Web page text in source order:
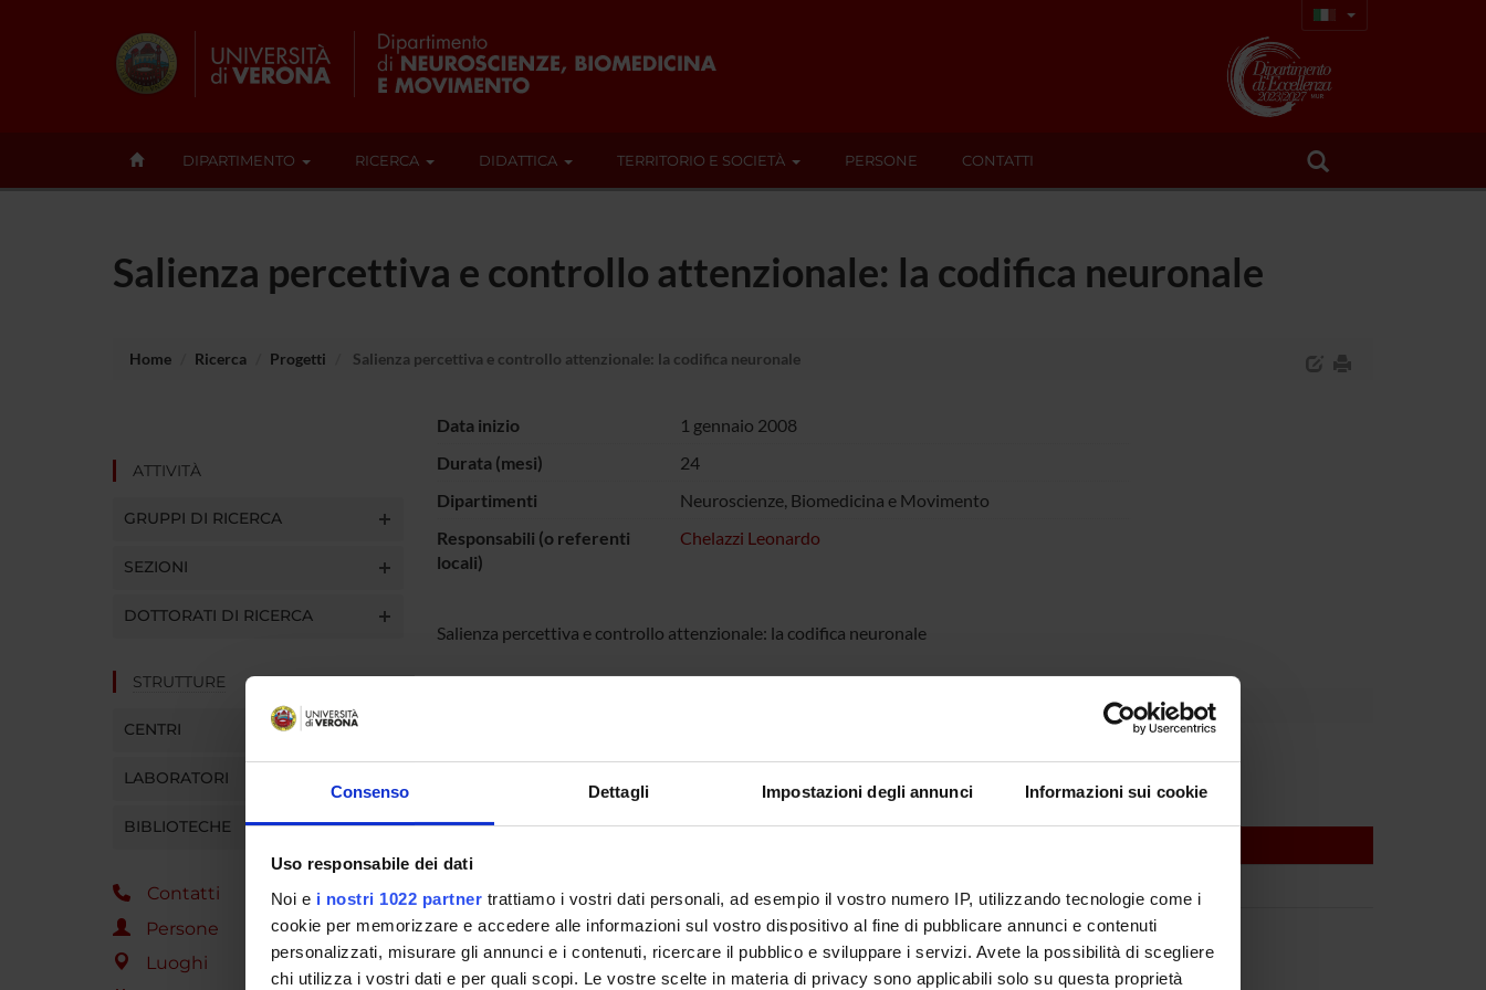
Consenso Dettagli Impostazioni degli annunci Informazioni sui cookie
Uso responsabile dei dati
Noi e i nostri 1022 partner trattiamo i vostri dati personali, ad esempio il vostro numero IP, utilizzando tecnologie come i
cookie per memorizzare e accedere alle informazioni sul vostro dispositivo al fine di pubblicare annunci e contenuti
personalizzati, misurare gli annunci e i contenuti, ricercare il pubblico e sviluppare i servizi. Avete la possibilità di scegliere
chi utilizza i vostri dati e per quali scopi. Le vostre scelte in materia di privacy sono applicabili solo su questa proprietà
DIPARTIMENTO RICERCA DIDATTICA TERRITORIO E SOCIETÀ PERSONE CONTATTI
Salienza percettiva e controllo attenzionale: la codifica neuronale
Home Ricerca Progetti Salienza percettiva e controllo attenzionale: la codifica neuronale
ATTIVITÀ
GRUPPI DI RICERCA
SEZIONI
DOTTORATI DI RICERCA
STRUTTURE
CENTRI
LABORATORI
BIBLIOTECHE
Contatti
Persone
Luoghi
Data inizio
1 gennaio 2008
Durata (mesi)
24
Dipartimenti
Neuroscienze, Biomedicina e Movimento
Responsabili (o referenti
locali)
Chelazzi Leonardo
Salienza percettiva e controllo attenzionale: la codifica neuronale